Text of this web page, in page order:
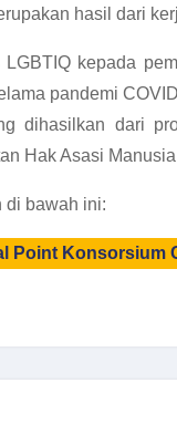
hasil dari
kepada
pandemi
dihasilkan dari
Hak Asasi
di bawah ini:
Point Konsorsium